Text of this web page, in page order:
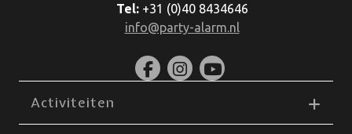
Tel:+31 (0)40 8434646
info@party-alarm.nl
Activiteiten